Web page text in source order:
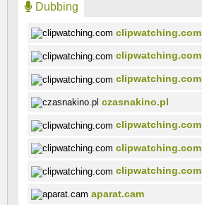
Dubbing
clipwatching.com
clipwatching.com
clipwatching.com
czasnakino.pl
clipwatching.com
clipwatching.com
clipwatching.com
aparat.cam